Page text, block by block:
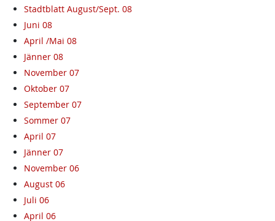
Stadtblatt August/Sept. 08
Juni 08
April /Mai 08
Jänner 08
November 07
Oktober 07
September 07
Sommer 07
April 07
Jänner 07
November 06
August 06
Juli 06
April 06